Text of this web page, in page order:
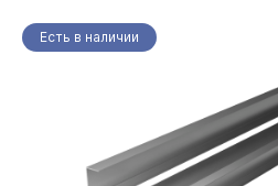
Есть в наличии